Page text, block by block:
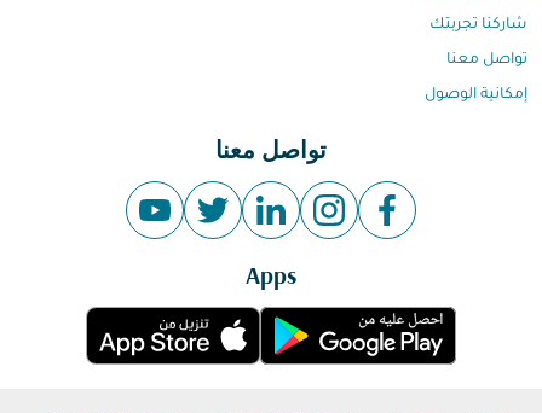
شاركنا تجربتك
تواصل معنا
إمكانية الوصول
تواصل معنا
Apps